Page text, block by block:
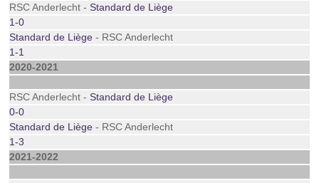
RSC Anderlecht -Standard de Liège
1-0
Standard de Liège - RSC Anderlecht
1-1
2020-2021
RSC Anderlecht -Standard de Liège
0-0
Standard de Liège - RSC Anderlecht
1-3
2021-2022